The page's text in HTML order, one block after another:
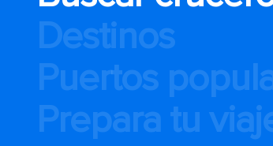
Destinos
Puertos
Prepara tu